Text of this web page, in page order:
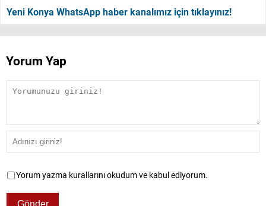
Yeni Konya WhatsApp haber kanalımız için tıklayınız!
Yorum Yap
Yorum yazma kurallarını okudum ve kabul ediyorum.